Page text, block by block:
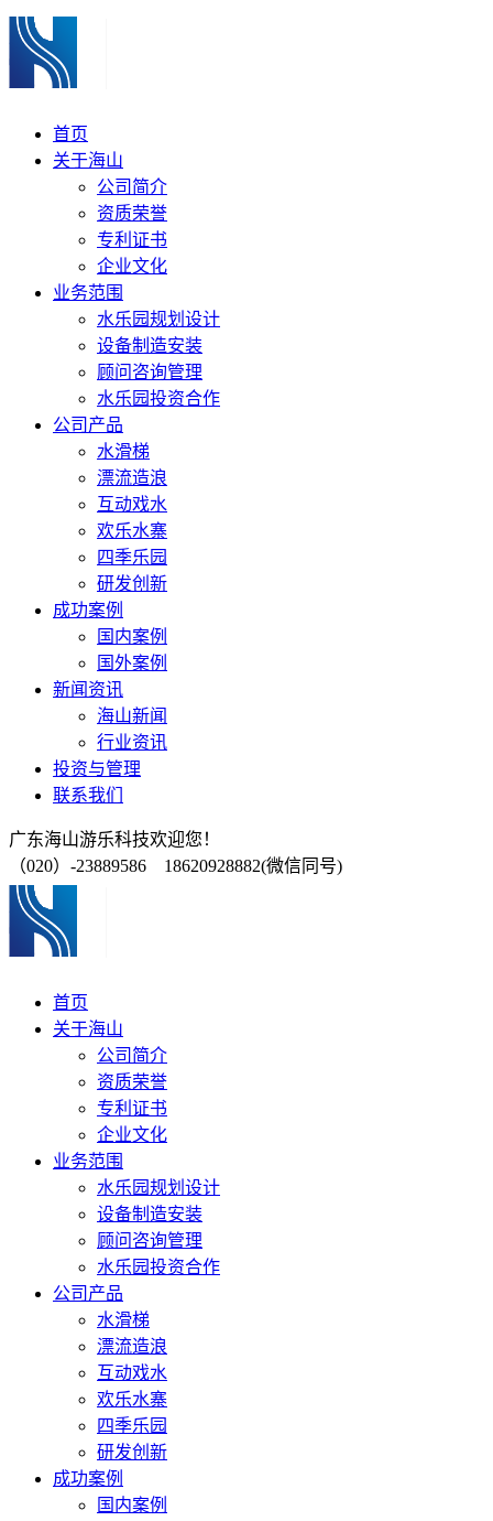
首页
关于海山
公司简介
资质荣誉
专利证书
企业文化
业务范围
水乐园规划设计
设备制造安装
顾问咨询管理
水乐园投资合作
公司产品
水滑梯
漂流造浪
互动戏水
欢乐水寨
四季乐园
研发创新
成功案例
国内案例
国外案例
新闻资讯
海山新闻
行业资讯
投资与管理
联系我们
广东海山游乐科技欢迎您！
（020）-23889586 18620928882(微信同号)
首页
关于海山
公司简介
资质荣誉
专利证书
企业文化
业务范围
水乐园规划设计
设备制造安装
顾问咨询管理
水乐园投资合作
公司产品
水滑梯
漂流造浪
互动戏水
欢乐水寨
四季乐园
研发创新
成功案例
国内案例